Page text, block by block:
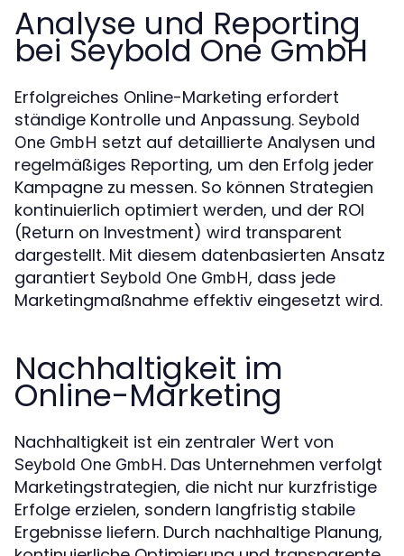
Analyse und Reporting
bei Seybold One GmbH
Erfolgreiches Online-Marketing erfordert
ständige Kontrolle und Anpassung. Seybold
One GmbH setzt auf detaillierte Analysen und
regelmäßiges Reporting, um den Erfolg jeder
Kampagne zu messen. So können Strategien
kontinuierlich optimiert werden, und der ROI
(Return on Investment) wird transparent
dargestellt. Mit diesem datenbasierten Ansatz
garantiert Seybold One GmbH, dass jede
Marketingmaßnahme effektiv eingesetzt wird.
Nachhaltigkeit im
Online-Marketing
Nachhaltigkeit ist ein zentraler Wert von
Seybold One GmbH. Das Unternehmen verfolgt
Marketingstrategien, die nicht nur kurzfristige
Erfolge erzielen, sondern langfristig stabile
Ergebnisse liefern. Durch nachhaltige Planung,